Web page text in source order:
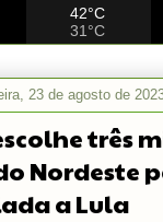
42°C
31°C
23 de agosto de
três
Nordeste
a Lula